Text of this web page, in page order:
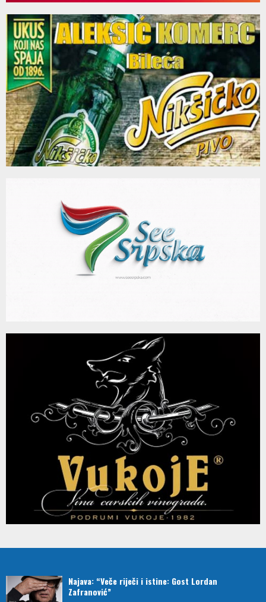
Najava: “Veče riječi i istine: Gost Lordan
Zafranović”